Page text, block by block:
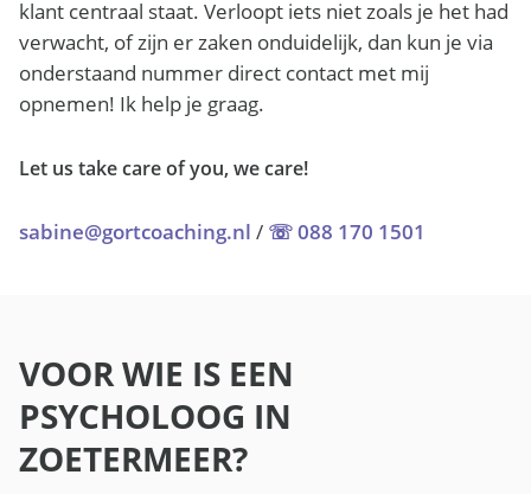
klant centraal staat. Verloopt iets niet zoals je het had
verwacht, of zijn er zaken onduidelijk, dan kun je via
onderstaand nummer direct contact met mij
opnemen! Ik help je graag.
Let us take care of you, we care!
sabine@gortcoaching.nl / ☏ 088 170 1501
VOOR WIE IS EEN
PSYCHOLOOG IN
ZOETERMEER?